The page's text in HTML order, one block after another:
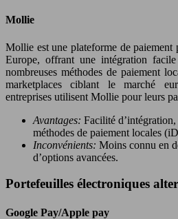
Mollie
Mollie est une plateforme de paiement
Europe, offrant une intégration
nombreuses méthodes de paiement
marketplaces ciblant le marché
entreprises utilisent Mollie pour leurs
Avantages: Facilité
méthodes de paiement locales
Inconvénients: Moins connu en
d’options avancées.
Portefeuilles électroniques
Google Pay/Apple pay